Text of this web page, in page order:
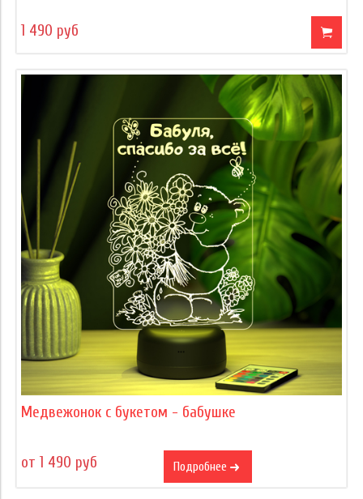
1 490 руб
Медвежонок с букетом - бабушке
от 1 490 руб Подробнее